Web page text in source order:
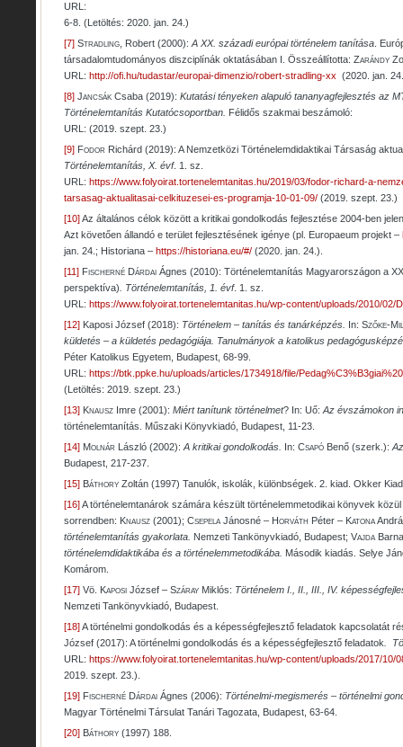
URL:
6-8. (Letöltés: 2020. jan. 24.)
[7] Stradling , Robert (2000): A XX. századi európai történelem tanítása .
társadalomtudományos diszciplínák oktatásában I. Összeállította: Zarándy
URL: http://ofi.hu/tudastar/europai-dimenzio/robert-stradling-xx (2020. jan.
[8] Jancsák Csaba (2019): Kutatási tényeken alapuló tananyagfejlesztés az
Történelemtanítás Kutatócsoportban. Félidős szakmai beszámoló:
URL: (2019. szept. 23.)
[9] Fodor Richárd (2019): A Nemzetközi Történelemdidaktikai Társaság
Történelemtanítás, X. évf. 1. sz.
URL: https://www.folyoirat.tortenelemtanitas.hu/2019/03/fodor-richard-a-
tarsasag-aktualitasai-celkituzesei-es-programja-10-01-09/ (2019. szept. 23.)
[10]Az általános célok között a kritikai gondolkodás fejlesztése 2004-ben
Azt követően állandó e terület fejlesztésének igénye (pl. Europaeum projekt –
jan. 24.; Historiana – https://historiana.eu/#/ (2020. jan. 24.).
[11] Fischerné Dárdai Ágnes (2010): Történelemtanítás Magyarországon a
perspektíva)
Történelemtanítás, 1. évf. 1. sz.
URL: https://www.folyoirat.tortenelemtanitas.hu/wp-content/uploads/2010/02/
[12] Kaposi József (2018): Történelem – tanítás és tanárképzés. In: Szőke-
küldetés – a küldetés pedagógiája. Tanulmányok a katolikus
Péter Katolikus Egyetem, Budapest, 68-99.
URL: https://btk.ppke.hu/uploads/articles/1734918/file/
(Letöltés: 2019. szept. 23.)
[13] Knausz Imre (2001): Miért tanítunk történelmet? In: Uő: Az évszámokon
történelemtanítás. Műszaki Könyvkiadó, Budapest, 11-23.
[14] Molnár László (2002): A kritikai gondolkodás. In: Csapó Benő (szerk.):
Budapest, 217-237.
[15] Báthory Zoltán (1997) Tanulók, iskolák, különbségek. 2. kiad. Okker
[16]A történelemtanárok számára készült történelemmetodikai könyvek
sorrendben: Knausz (2001); Csepela Jánosné – Horváth Péter – Katona
történelemtanítás gyakorlata. Nemzeti Tankönyvkiadó, Budapest; Vajda
történelemdidaktikába és a történelemmetodikába. Második kiadás. Selye
Komárom.
[17] Vö. Kaposi József – Száray Miklós: Történelem I., II., III., IV.
Nemzeti Tankönyvkiadó, Budapest.
[18]A történelmi gondolkodás és a képességfejlesztő feladatok kapcsolatát
József (2017): A történelmi gondolkodás és a képességfejlesztő feladatok
URL: https://www.folyoirat.tortenelemtanitas.hu/wp-content/uploads/2017/10/
2019. szept. 23.).
[19] Fischerné Dárdai Ágnes (2006): Történelmi-megismerés – történelmi
Magyar Történelmi Társulat Tanári Tagozata, Budapest, 63-64.
[20] Báthory (1997) 188.